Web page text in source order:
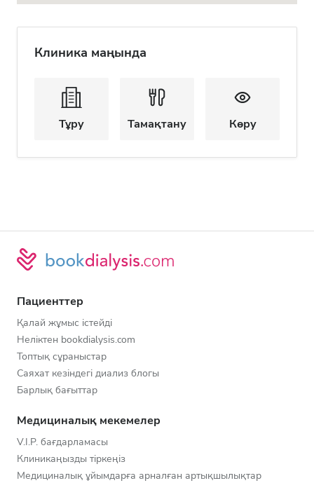
Клиника маңында
Тұру Тамақтану Көру
Пациенттер
Қалай жұмыс істейді
Неліктен bookdialysis.com
Топтық сұраныстар
Саяхат кезіндегі диализ блогы
Барлық бағыттар
Медициналық мекемелер
V.I.P. бағдарламасы
Клиникаңызды тіркеңіз
Медициналық ұйымдарға арналған артықшылықтар